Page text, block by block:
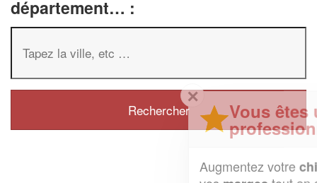
département… :
✕
Vous êtes un
professionnel ?
chiffre d'affaireset